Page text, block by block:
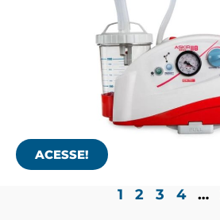
ACESSE!
1 2 3 4 …